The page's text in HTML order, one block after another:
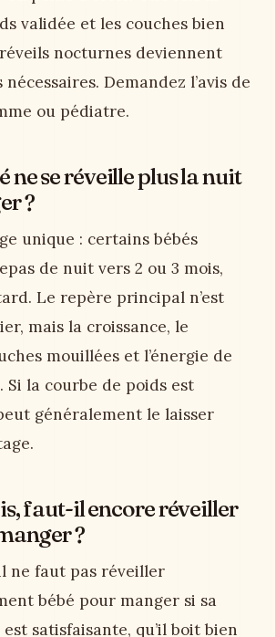
validée et les couches bien
nocturnes deviennent
Demandez l’avis de
ou pédiatre.
ne se réveille plus la nuit
?
unique : certains bébés
de nuit vers 2 ou 3 mois,
Le repère principal n’est
mais la croissance, le
mouillées et l’énergie de
Si la courbe de poids est
généralement le laisser
faut-il encore réveiller
?
ne faut pas réveiller
bébé pour manger si sa
satisfaisante, qu’il boit bien